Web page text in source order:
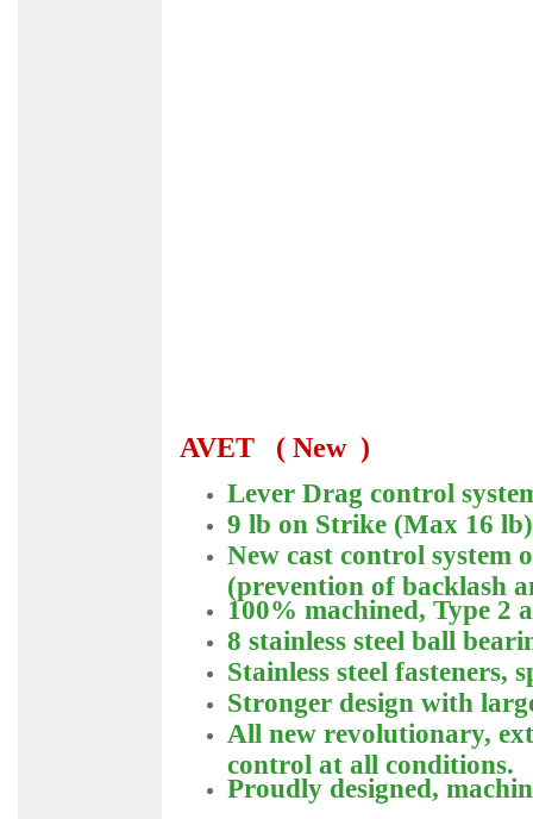
AVET ( New )
Lever Drag control
9 lb on Strike (Max 16
New cast control system
(prevention of backlash
100% machined, Type 2
8 stainless steel ball
Stainless steel fasteners,
Stronger design with
All new revolutionary,
control at all conditions.
Proudly designed,